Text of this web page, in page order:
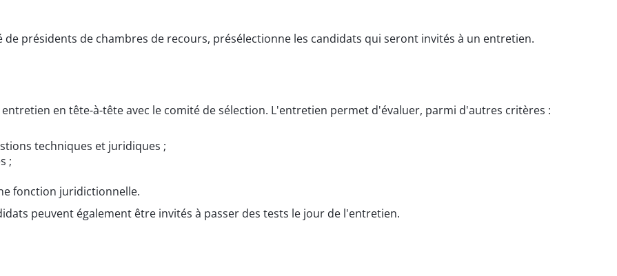
présidents de chambres de recours, présélectionne les candidats qui seront invités à un entretien.
en tête-à-tête avec le comité de sélection. L'entretien permet d'évaluer, parmi d'autres critères :
techniques et juridiques ;
;
fonction juridictionnelle.
peuvent également être invités à passer des tests le jour de l'entretien.